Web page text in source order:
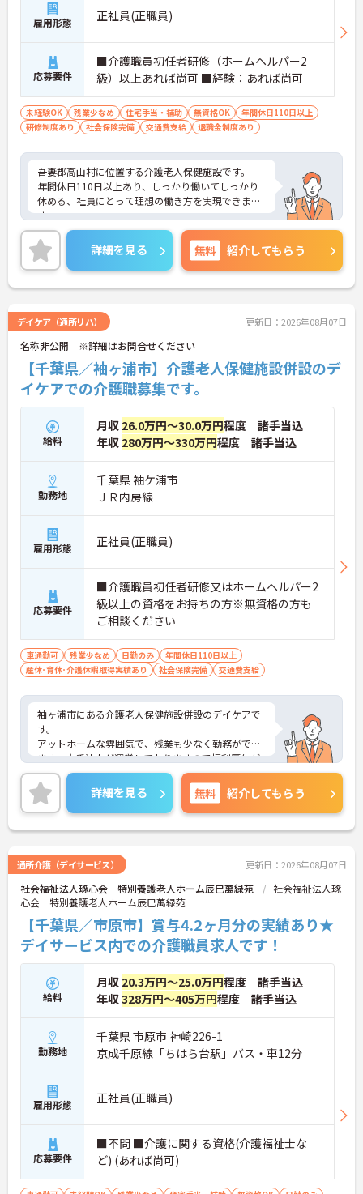
雇用形態 正社員(正職員)
応募要件
■介護職員初任者研修（ホームヘルパー2
級）以上あれば尚可 ■経験：あれば尚可
未経験OK 残業少なめ 住宅手当・補助 無資格OK
年間休日110日以上
研修制度あり
社会保険完備 交通費支給 退職金制度あり
吾妻郡高山村に位置する介護老人保健施設です。
年間休日110日以上あり、しっかり働いてしっかり
休める、社員にとって理想の働き方を実現できま
す。
実務経験はなくてもOK！現場で働きながら経験を積
んでいくことができます。
ご興味をお持ちの方はお気軽にお問い合わせくださ
い。
詳細を見る 無料 紹介してもらう
デイケア（通所リハ） 更新日：2026年08月07日
名称非公開 ※詳細はお問合せください
【千葉県／袖ヶ浦市】介護老人保健施設併設のデ
イケアでの介護職募集です。
給料
月収 26.0万円～30.0万円程度 諸手当込
年収 280万円～330万円程度 諸手当込
勤務地
千葉県 袖ケ浦市
ＪＲ内房線
雇用形態 正社員(正職員)
応募要件
■介護職員初任者研修又はホームヘルパー2
級以上の資格をお持ちの方※無資格の方も
ご相談ください
車通勤可 残業少なめ 日勤のみ
年間休日110日以上
産休･育休･介護休暇取得実績あり
社会保険完備 交通費支給
袖ヶ浦市にある介護老人保健施設併設のデイケアで
す。
アットホームな雰囲気で、残業も少なく勤務ができ
ます。大手法人が運営しておりますので福利厚生が
充実しております。
ご興味をお持ちの方は担当アドバイザーまでお問い
合わせ下さい。
詳細を見る 無料 紹介してもらう
通所介護（デイサービス） 更新日：2026年08月07日
社会福祉法人琢心会 特別養護老人ホーム辰巳萬緑苑
社会福祉法人琢
心会 特別養護老人ホーム辰巳萬緑苑
【千葉県／市原市】賞与4.2ヶ月分の実績あり★
デイサービス内での介護職員求人です！
給料
月収 20.3万円～25.0万円程度 諸手当込
年収328万円～405万円程度 諸手当込
勤務地
千葉県 市原市 神崎226-1
京成千原線「ちはら台駅」バス・車12分
雇用形態 正社員(正職員)
応募要件
■不問 ■介護に関する資格(介護福祉士な
ど) (あれば尚可)